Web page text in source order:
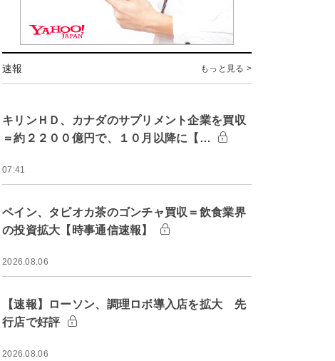
速報 もっと見る >
キリンＨＤ、カナダのサプリメント企業を買収
＝約２２００億円で、１０月以降に【…
07:41
ベイン、タピオカ茶のゴンチャ買収＝飲食業界
の投資拡大【時事通信速報】
2026.08.06
【速報】ローソン、調理ロボ導入店を拡大 先
行店で好評
2026.08.06